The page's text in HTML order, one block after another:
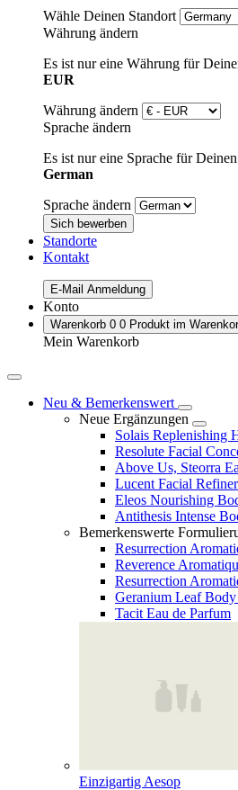
Wähle Deinen Standort
Währung ändern
Es ist nur eine Währung für
EUR
Währung ändern
Sprache ändern
Es ist nur eine Sprache für
German
Sprache ändern
Sich bewerben
Standorte
Kontakt
E-Mail Anmeldung
Konto
Warenkorb 0 0 Produkt im
Mein Warenkorb
Neu & Bemerkenswert
Neue Ergänzungen
Solais Replenishing
Resolute Facial
Above Us, Steorra
Lucent Facial Refiner
Eleos Nourishing
Antithesis Intense
Bemerkenswerte
Resurrection
Reverence
Resurrection
Geranium Leaf Body
Tacit Eau de Parfum
Einzigartig Aesop